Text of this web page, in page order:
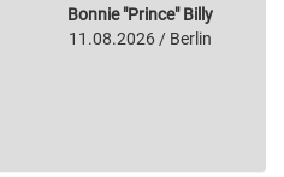
Bonnie "Prince" Billy
11.08.2026 / Berlin